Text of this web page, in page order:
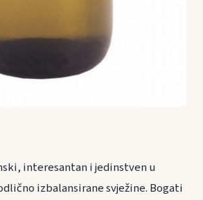
interesantan i jedinstven u
izbalansirane svježine. Bogati